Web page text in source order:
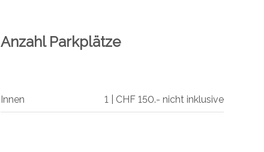
Anzahl Parkplätze
Innen 1 | CHF 150.- nicht inklusive